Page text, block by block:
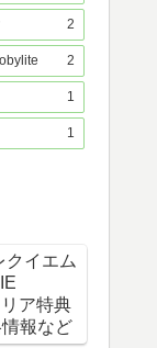
2
2
1
1
クイエム
ア特典
報など